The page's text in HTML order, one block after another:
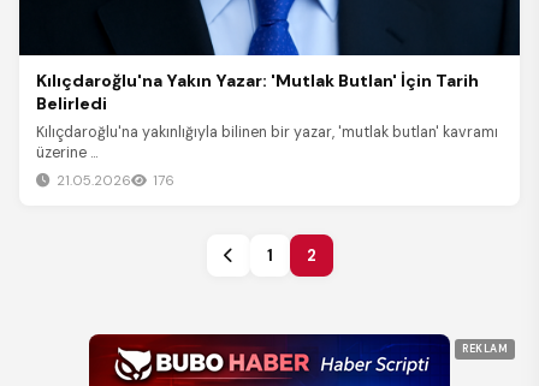
Kılıçdaroğlu'na Yakın Yazar: 'Mutlak Butlan' İçin Tarih
Belirledi
Kılıçdaroğlu'na yakınlığıyla bilinen bir yazar, 'mutlak butlan' kavramı
üzerine ...
21.05.2026 176
1 2
REKLAM